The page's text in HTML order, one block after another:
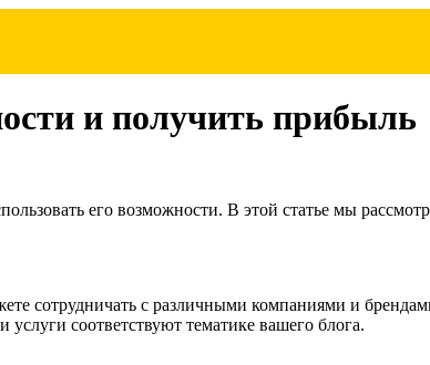
и получить прибыль
его возможности. В этой статье мы
сотрудничать с различными компаниями и
соответствуют тематике вашего блога.